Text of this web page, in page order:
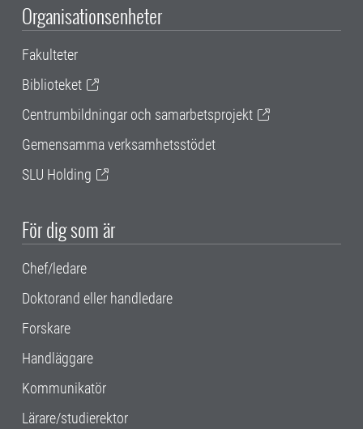
Organisationsenheter
Fakulteter
Biblioteket
Centrumbildningar och samarbetsprojekt
Gemensamma verksamhetsstödet
SLU Holding
För dig som är
Chef/ledare
Doktorand eller handledare
Forskare
Handläggare
Kommunikatör
Lärare/studierektor